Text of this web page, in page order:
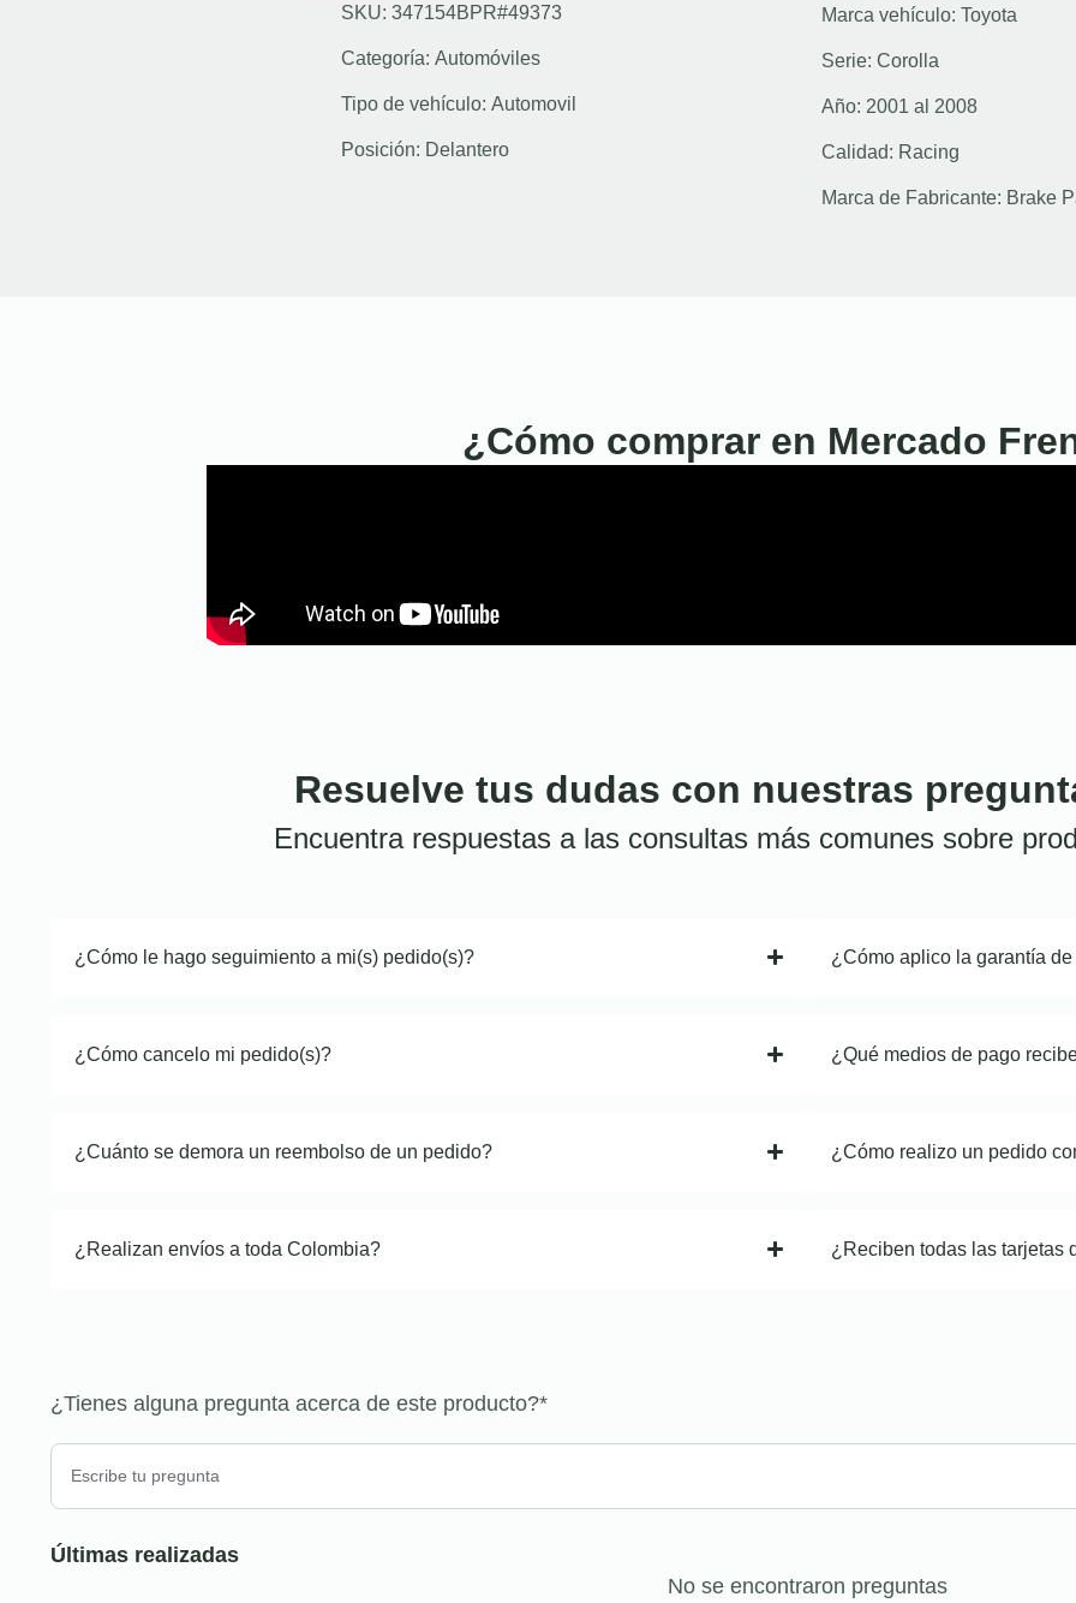
SKU: 347154BPR#49373
Categoría: Automóviles
Tipo de vehículo: Automovil
Posición: Delantero
Marca vehículo: Toyota
Serie: Corolla
Año: 2001 al 2008
Calidad: Racing
Marca de Fabricante: Brake
¿Cómo comprar en Mercado
Resuelve tus dudas con nuestras
Encuentra respuestas a las consultas más comunes sobre
¿Cómo le hago seguimiento a mi(s) pedido(s)?
¿Cómo cancelo mi pedido(s)?
¿Cuánto se demora un reembolso de un pedido?
¿Realizan envíos a toda Colombia?
¿Cómo aplico la garantía
¿Qué medios de pago
¿Cómo realizo un pedido
¿Reciben todas las tarjetas
¿Tienes alguna pregunta acerca de este producto?*
Últimas realizadas
No se encontraron preguntas